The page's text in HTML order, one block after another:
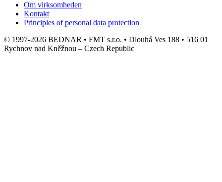
Om virksomheden
Kontakt
Principles of personal data protection
© 1997-2026 BEDNAR • FMT s.r.o. • Dlouhá Ves 188 • 516 01
Rychnov nad Kněžnou – Czech Republic